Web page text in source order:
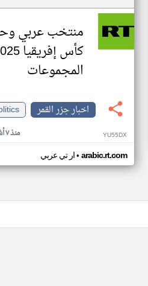
منتخب عربي
المجموعات
اخبار جزر القمر
منذ ٧ أشهر YU55DX
ار تي عربي• arabic.rt.com